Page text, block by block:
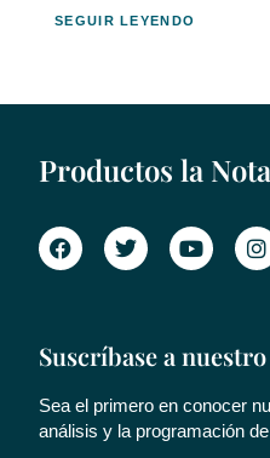
SEGUIR LEYENDO
Productos la Nota
Suscríbase a
Sea el primero en conocer
análisis y la programación